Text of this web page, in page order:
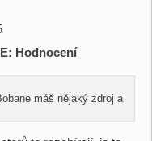
Hodnocení
máš nějaký zdroj a